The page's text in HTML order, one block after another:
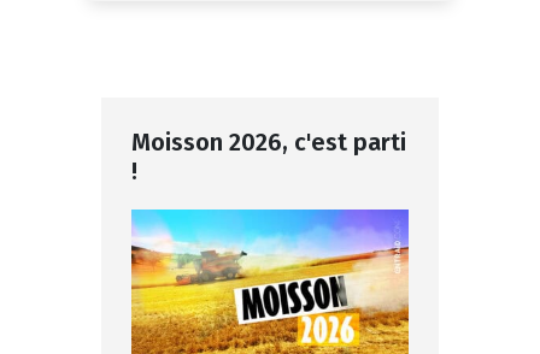
Moisson 2026, c'est parti
!